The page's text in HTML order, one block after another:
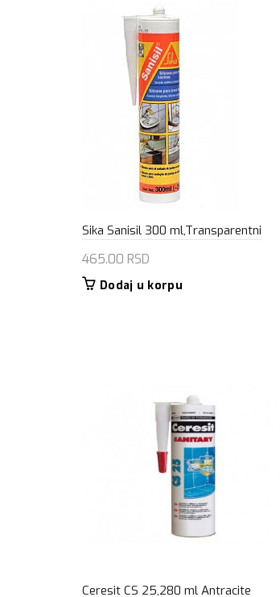
Sika Sanisil 300 ml,Transparentni
465.00 RSD
Dodaj u korpu
Ceresit CS 25,280 ml Antracite